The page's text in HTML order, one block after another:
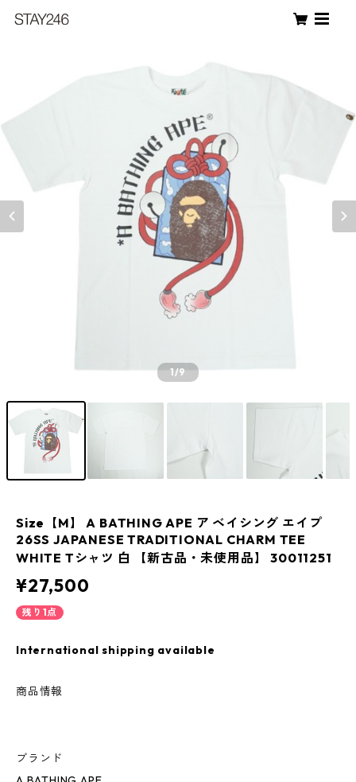
1/9
Size【M】 A BATHING APE ア ベイシング エイプ
26SS JAPANESE TRADITIONAL CHARM TEE
WHITE Tシャツ 白 【新古品・未使用品】 30011251
¥27,500
残り1点
International shipping available
商品情報
ブランド